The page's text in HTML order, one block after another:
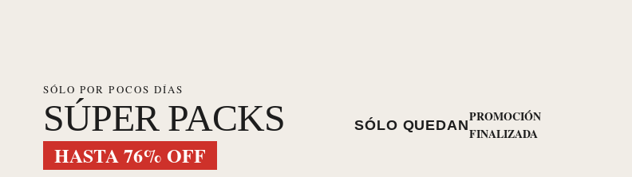
SÓLO POR POCOS DÍAS
SÚPER PACKS
HASTA 76% OFF
SÓLO QUEDAN
PROMOCIÓN
FINALIZADA